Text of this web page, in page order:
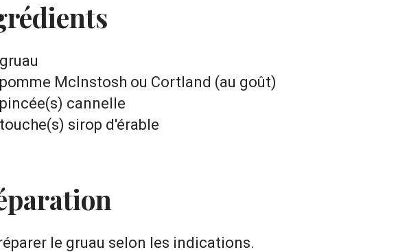
McInstosh ou Cortland (au goût)
cannelle
sirop d'érable
le gruau selon les indications.